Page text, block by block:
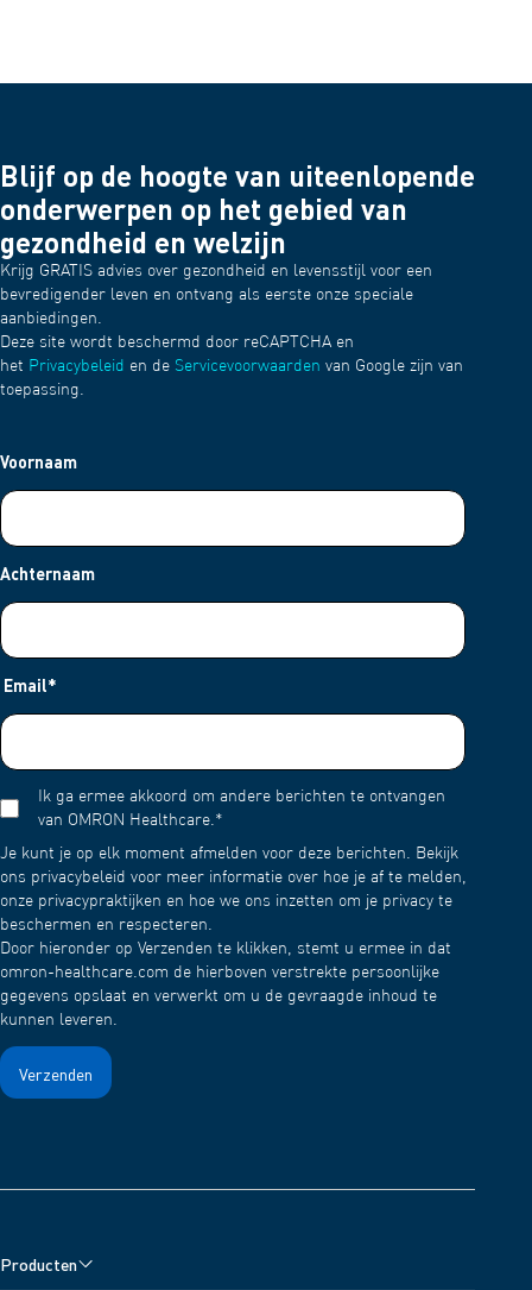
Blijf op de hoogte van uiteenlopende
onderwerpen op het gebied van
gezondheid en welzijn
Krijg GRATIS advies over gezondheid en levensstijl voor een
bevredigender leven en ontvang als eerste onze speciale
aanbiedingen.
Deze site wordt beschermd door reCAPTCHA en
het Privacybeleid en de Servicevoorwaarden van Google zijn van
toepassing.
Voornaam
Achternaam
Email*
Ik ga ermee akkoord om andere berichten te ontvangen
van OMRON Healthcare. *
Je kunt je op elk moment afmelden voor deze berichten. Bekijk
ons privacybeleid voor meer informatie over hoe je af te melden,
onze privacypraktijken en hoe we ons inzetten om je privacy te
beschermen en respecteren.
Door hieronder op Verzenden te klikken, stemt u ermee in dat
omron-healthcare.com de hierboven verstrekte persoonlijke
gegevens opslaat en verwerkt om u de gevraagde inhoud te
kunnen leveren.
Producten